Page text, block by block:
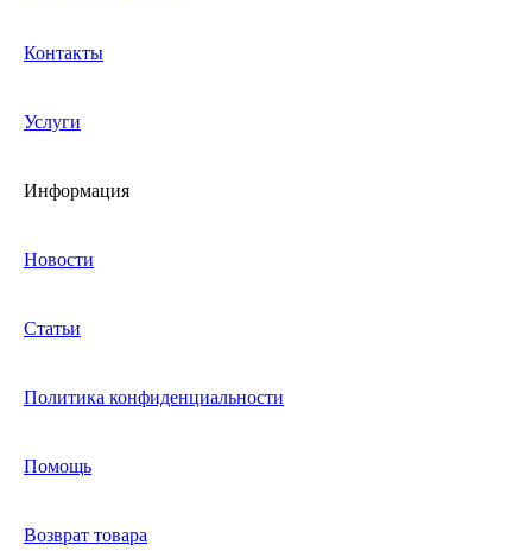
Контакты
Услуги
Информация
Новости
Статьи
Политика конфиденциальности
Помощь
Возврат товара